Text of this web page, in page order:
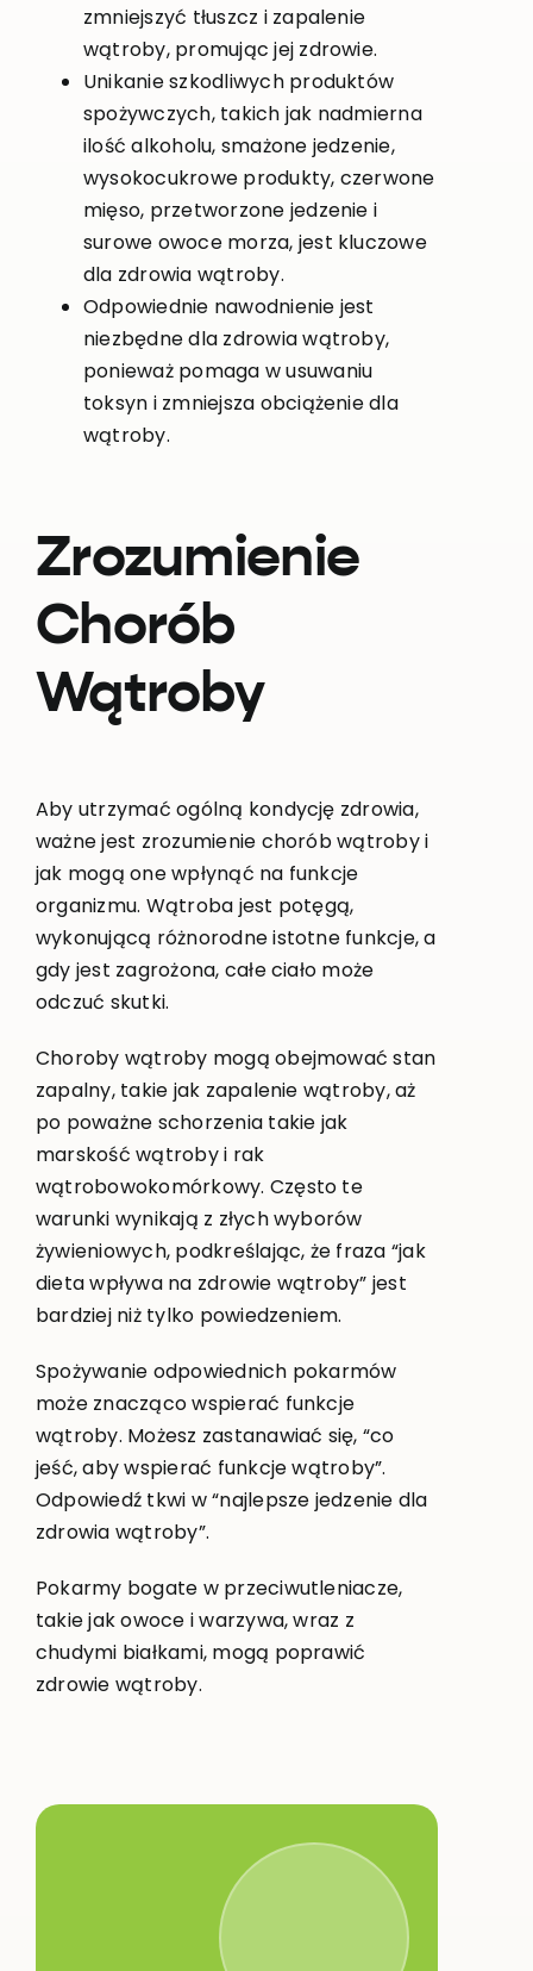
zmniejszyć tłuszcz i zapalenie
wątroby, promując jej zdrowie.
Unikanie szkodliwych produktów
spożywczych, takich jak nadmierna
ilość alkoholu, smażone jedzenie,
wysokocukrowe produkty, czerwone
mięso, przetworzone jedzenie i
surowe owoce morza, jest kluczowe
dla zdrowia wątroby.
Odpowiednie nawodnienie jest
niezbędne dla zdrowia wątroby,
ponieważ pomaga w usuwaniu
toksyn i zmniejsza obciążenie dla
wątroby.
Zrozumienie
Chorób
Wątroby
Aby utrzymać ogólną kondycję zdrowia,
ważne jest zrozumienie chorób wątroby i
jak mogą one wpłynąć na funkcje
organizmu. Wątroba jest potęgą,
wykonującą różnorodne istotne funkcje, a
gdy jest zagrożona, całe ciało może
odczuć skutki.
Choroby wątroby mogą obejmować stan
zapalny, takie jak zapalenie wątroby, aż
po poważne schorzenia takie jak
marskość wątroby i rak
wątrobowokomórkowy. Często te
warunki wynikają z złych wyborów
żywieniowych, podkreślając, że fraza “jak
dieta wpływa na zdrowie wątroby” jest
bardziej niż tylko powiedzeniem.
Spożywanie odpowiednich pokarmów
może znacząco wspierać funkcje
wątroby. Możesz zastanawiać się, “co
jeść, aby wspierać funkcje wątroby”.
Odpowiedź tkwi w “najlepsze jedzenie dla
zdrowia wątroby”.
Pokarmy bogate w przeciwutleniacze,
takie jak owoce i warzywa, wraz z
chudymi białkami, mogą poprawić
zdrowie wątroby.